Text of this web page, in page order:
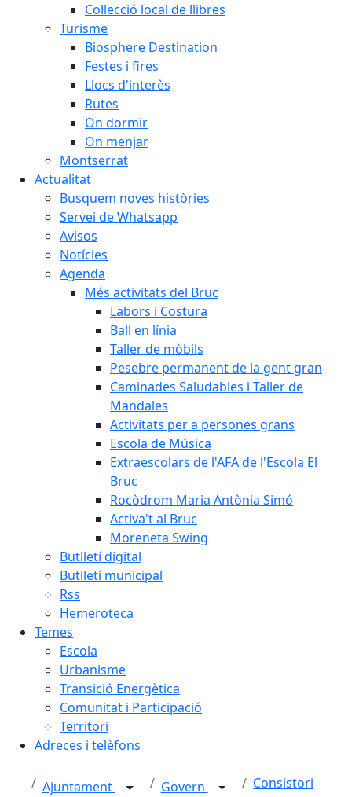
Col·lecció local de llibres
Turisme
Biosphere Destination
Festes i fires
Llocs d'interès
Rutes
On dormir
On menjar
Montserrat
Actualitat
Busquem noves històries
Servei de Whatsapp
Avisos
Notícies
Agenda
Més activitats del Bruc
Labors i Costura
Ball en línia
Taller de mòbils
Pesebre permanent de la gent gran
Caminades Saludables i Taller de
Mandales
Activitats per a persones grans
Escola de Música
Extraescolars de l'AFA de l'Escola El
Bruc
Rocòdrom Maria Antònia Simó
Activa't al Bruc
Moreneta Swing
Butlletí digital
Butlletí municipal
Rss
Hemeroteca
Temes
Escola
Urbanisme
Transició Energètica
Comunitat i Participació
Territori
Adreces i telèfons
Ajuntament Govern Consistori